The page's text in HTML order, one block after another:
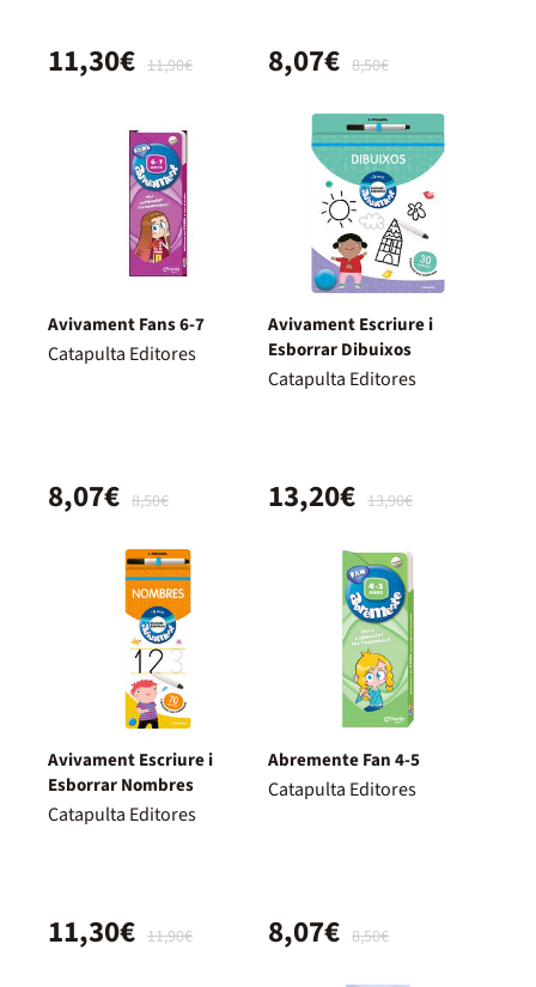
11,90€
11,30€ 8,50€
8,07€
Avivament Fans 6-7
Catapulta Editores
8,50€
8,07€
Avivament Escriure i
Esborrar Dibuixos
Catapulta Editores
13,90€
13,20€
Avivament Escriure i
Esborrar Nombres
Catapulta Editores
11,90€
11,30€
Abremente Fan 4-5
Catapulta Editores
8,50€
8,07€